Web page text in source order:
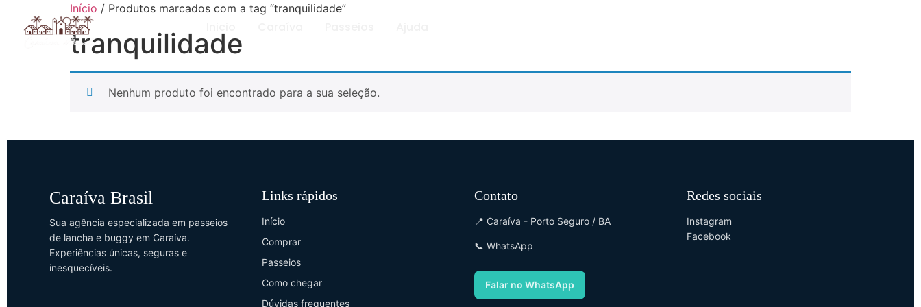
Início / Produtos marcados com a tag “tranquilidade”
tranquilidade
Nenhum produto foi encontrado para a sua seleção.
Caraíva Brasil
Sua agência especializada em passeios
de lancha e buggy em Caraíva.
Experiências únicas, seguras e
inesquecíveis.
Links rápidos
Início
Comprar
Passeios
Como chegar
Dúvidas frequentes
Contato
📍 Caraíva - Porto Seguro / BA
📞 WhatsApp
Falar no WhatsApp
Redes sociais
Instagram
Facebook